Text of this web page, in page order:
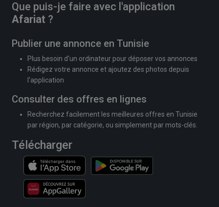
Que puis-je faire avec l'application
Afariat ?
Publier une annonce en Tunisie
Plus besoin d'un ordinateur pour déposer vos annonces
Rédigez votre annonce et ajoutez des photos depuis
l'application
Consulter des offres en lignes
Recherchez facilement les meilleures offres en Tunisie
par région, par catégorie, ou simplement par mots-clés.
Télécharger